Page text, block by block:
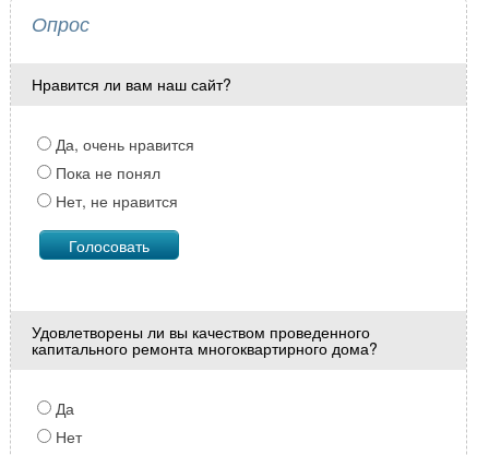
Опрос
Нравится ли вам наш сайт?
Да, очень нравится
Пока не понял
Нет, не нравится
Удовлетворены ли вы качеством проведенного
капитального ремонта многоквартирного дома?
Да
Нет